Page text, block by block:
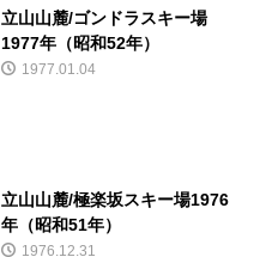
立山山麓/ゴンドラスキー場
1977年（昭和52年）
1977.01.04
立山山麓/極楽坂スキー場1976
年（昭和51年）
1976.12.31